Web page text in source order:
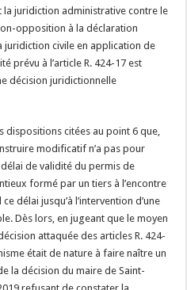
la juridiction administrative contre le
opposition à la déclaration
juridiction civile en application de
prévu à l’article R. 424-17 est
décision juridictionnelle
dispositions citées au point 6 que,
modificatif n’a pas pour
de validité du permis de
formé par un tiers à l’encontre
délai jusqu’à l’intervention d’une
Dès lors, en jugeant que le moyen
attaquée des articles R. 424-
était de nature à faire naître un
la décision du maire de Saint-